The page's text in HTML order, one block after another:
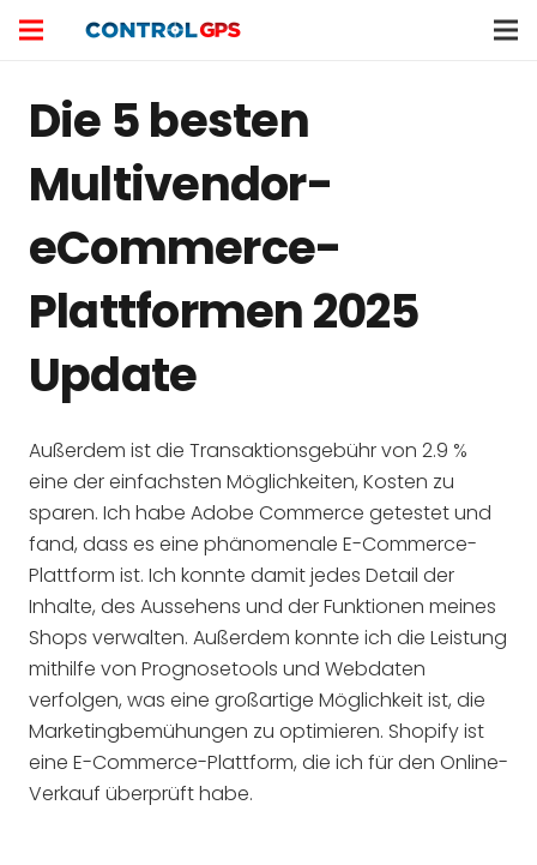
Die 5 besten
Multivendor-
eCommerce-
Plattformen 2025
Update
Außerdem ist die Transaktionsgebühr von 2.9 %
eine der einfachsten Möglichkeiten, Kosten zu
sparen. Ich habe Adobe Commerce getestet und
fand, dass es eine phänomenale E-Commerce-
Plattform ist. Ich konnte damit jedes Detail der
Inhalte, des Aussehens und der Funktionen meines
Shops verwalten. Außerdem konnte ich die Leistung
mithilfe von Prognosetools und Webdaten
verfolgen, was eine großartige Möglichkeit ist, die
Marketingbemühungen zu optimieren. Shopify ist
eine E-Commerce-Plattform, die ich für den Online-
Verkauf überprüft habe.